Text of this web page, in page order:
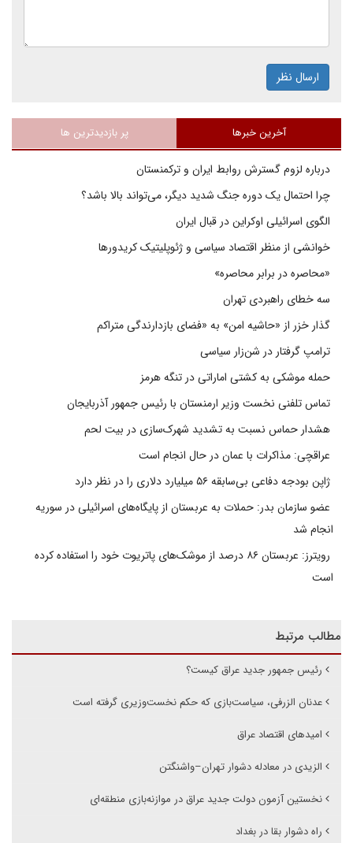
ارسال نظر
آخرین خبرها پر بازدیدترین ها
درباره لزوم گسترش روابط ایران و ترکمنستان
چرا احتمال یک دوره جنگ شدید دیگر، می‌تواند بالا باشد؟
الگوی اسرائیلی اوکراین در قبال ایران
خوانشی از منظر اقتصاد سیاسی و ژئوپلیتیک کریدورها
«محاصره در برابر محاصره»
سه خطای راهبردی تهران
گذار خزر از «حاشیه امن» به «فضای بازدارندگی متراکم
ترامپ گرفتار در شن‌زار سیاسی
حمله موشکی به کشتی اماراتی در تنگه هرمز
تماس تلفنی نخست وزیر ارمنستان با رئیس جمهور آذربایجان
هشدار حماس نسبت به تشدید شهرک‌سازی در بیت‌ لحم
عراقچی: مذاکرات با عمان در حال انجام است
ژاپن بودجه دفاعی بی‌سابقه ۵۶ میلیارد دلاری را در نظر دارد
عضو سازمان بدر: حملات به عربستان از پایگاه‌های اسرائیلی در سوریه
انجام شد
رویترز: عربستان ۸۶ درصد از موشک‌های پاتریوت خود را استفاده کرده
است
مطالب مرتبط
رئیس جمهور جدید عراق کیست؟
عدنان الزرفی، سیاست‌بازی که حکم نخست‌وزیری گرفته است
امیدهای اقتصاد عراق
الزیدی در معادله دشوار تهران–واشنگتن
نخستین آزمون دولت جدید عراق در موازنه‌بازی منطقه‌ای
راه دشوار بقا در بغداد